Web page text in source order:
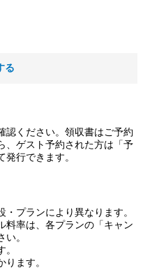
る
認ください。領収書はご予約
、ゲスト予約された方は「予
行できます。
プランにより異なります。
料率は、各プランの「キャン
。
ます。